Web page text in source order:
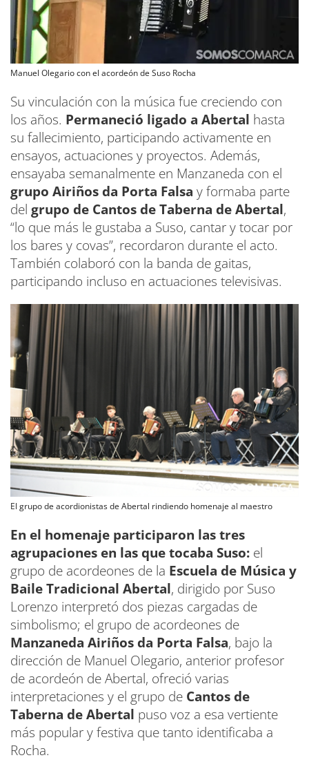
Manuel Olegario con el acordeón de Suso Rocha
Su vinculación con la música fue creciendo con
los años. Permaneció ligado a Abertal hasta
su fallecimiento, participando activamente en
ensayos, actuaciones y proyectos. Además,
ensayaba semanalmente en Manzaneda con el
grupo Airiños da Porta Falsa y formaba parte
del grupo de Cantos de Taberna de Abertal,
“lo que más le gustaba a Suso, cantar y tocar por
los bares y covas”, recordaron durante el acto.
También colaboró con la banda de gaitas,
participando incluso en actuaciones televisivas.
El grupo de acordionistas de Abertal rindiendo homenaje al maestro
En el homenaje participaron las tres
agrupaciones en las que tocaba Suso: el
grupo de acordeones de la Escuela de Música y
Baile Tradicional Abertal, dirigido por Suso
Lorenzo interpretó dos piezas cargadas de
simbolismo; el grupo de acordeones de
Manzaneda Airiños da Porta Falsa, bajo la
dirección de Manuel Olegario, anterior profesor
de acordeón de Abertal, ofreció varias
interpretaciones y el grupo de Cantos de
Taberna de Abertal puso voz a esa vertiente
más popular y festiva que tanto identificaba a
Rocha.